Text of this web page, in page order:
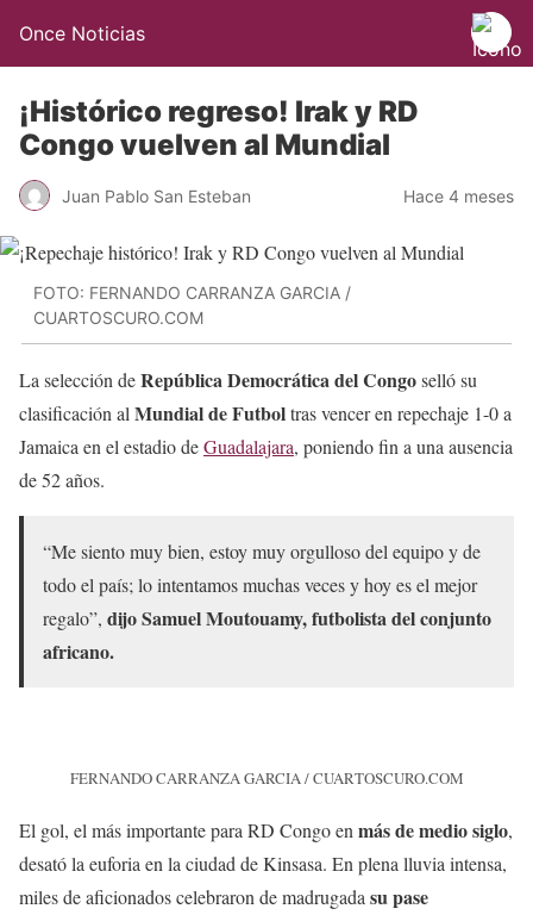
Once Noticias
¡Histórico regreso! Irak y RD
Congo vuelven al Mundial
Juan Pablo San Esteban Hace 4 meses
FOTO: FERNANDO CARRANZA GARCIA /
CUARTOSCURO.COM
La selección deRepública Democrática del Congoselló su
clasificación al Mundial de Futboltras vencer en repechaje 1-0 a
Jamaica en el estadio deGuadalajara, poniendo fin a una ausencia
de 52 años.
“Me siento muy bien, estoy muy orgulloso del equipo y de
todo el país; lo intentamos muchas veces y hoy es el mejor
regalo”, dijo Samuel Moutouamy, futbolista del conjunto
africano.
FERNANDO CARRANZA GARCIA / CUARTOSCURO.COM
El gol, el más importante para RD Congo enmás de medio siglo,
desató la euforia en la ciudad de Kinsasa. En plena lluvia intensa,
miles de aficionados celebraron de madrugadasu pase